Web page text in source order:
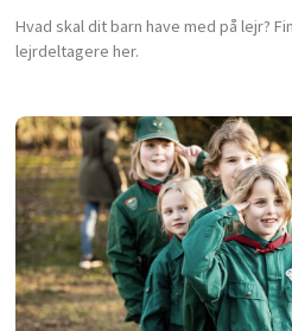
Hvad skal dit barn have med på lejr?
lejrdeltagere her.